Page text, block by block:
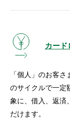
カード
「個人」のお客
のサイクルで一定
象に、借入、返済
だけます。